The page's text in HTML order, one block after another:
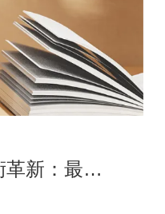
暖房器業界の技術革新：最新のブレークスルーと深遠な影響